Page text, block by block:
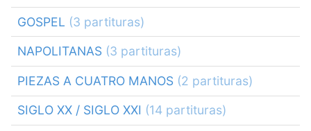
GOSPEL (3 partituras)
NAPOLITANAS (3 partituras)
PIEZAS A CUATRO MANOS (2 partituras)
SIGLO XX / SIGLO XXI (14 partituras)